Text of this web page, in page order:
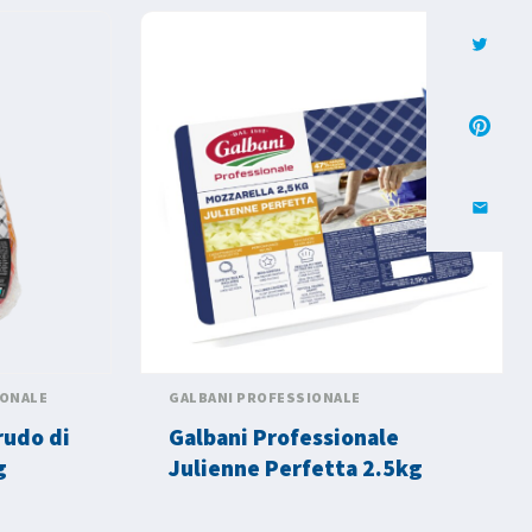
di
GALBANI PROFESSIONALE
Galbani Professionale
Julienne Perfetta 2.5kg